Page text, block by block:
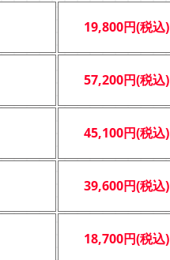
19,800円(税込)
57,200円(税込)
45,100円(税込)
39,600円(税込)
18,700円(税込)